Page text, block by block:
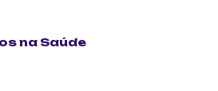
na Saúde